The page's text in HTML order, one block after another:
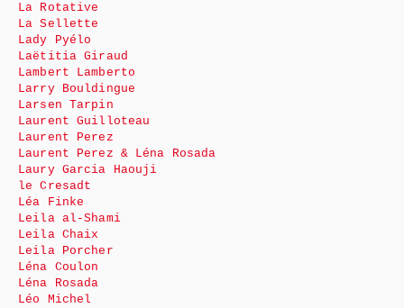
La Rotative
La Sellette
Lady Pyélo
Laëtitia Giraud
Lambert Lamberto
Larry Bouldingue
Larsen Tarpin
Laurent Guilloteau
Laurent Perez
Laurent Perez & Léna Rosada
Laury Garcia Haouji
le Cresadt
Léa Finke
Leila al-Shami
Leila Chaix
Leila Porcher
Léna Coulon
Léna Rosada
Léo Michel